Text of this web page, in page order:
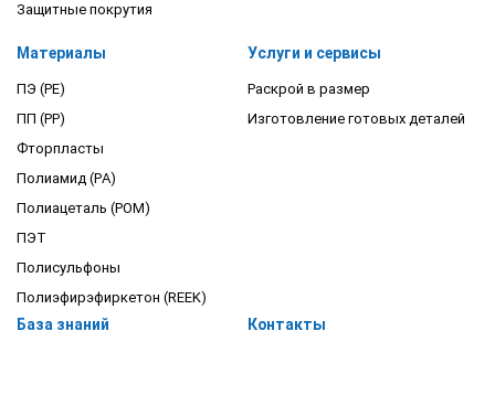
Защитные покрутия
Материалы
ПЭ (PE)
ПП (PP)
Фторпласты
Полиамид (PA)
Полиацеталь (POM)
ПЭТ
Полисульфоны
Полиэфирэфиркетон (REEK)
Услуги и сервисы
Раскрой в размер
Изготовление готовых деталей
База знаний Контакты